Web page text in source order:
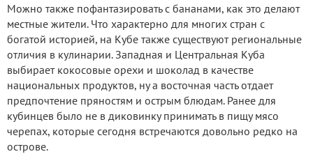
Можно также пофантазировать с бананами, как это делают
местные жители. Что характерно для многих стран с
богатой историей, на Кубе также существуют региональные
отличия в кулинарии. Западная и Центральная Куба
выбирает кокосовые орехи и шоколад в качестве
национальных продуктов, ну а восточная часть отдает
предпочтение пряностям и острым блюдам. Ранее для
кубинцев было не в диковинку принимать в пищу мясо
черепах, которые сегодня встречаются довольно редко на
острове.